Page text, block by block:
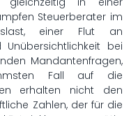
Steuerberater im
einer Flut an
bei
Mandantenfragen,
Fall auf die
erhalten nicht den
Zahlen, der für die